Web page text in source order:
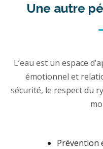
Une autre
L’eau est un espace
émotionnel et
sécurité, le respect du
Prévention